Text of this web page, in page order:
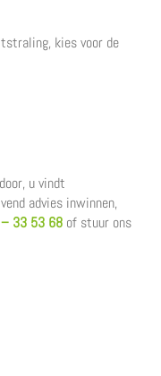
kies voor de
u vindt
advies inwinnen,
33 53 68 of stuur ons